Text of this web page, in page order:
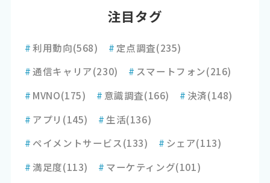
注目タグ
#利用動向(568) # 定点調査(235)
#通信キャリア(230) # スマートフォン(216)
# MVNO(175) # 意識調査(166) # 決済(148)
# アプリ (145) # 生活(136)
# ペイメントサービス(133) # シェア(113)
#満足度(113) # マーケティング(101)